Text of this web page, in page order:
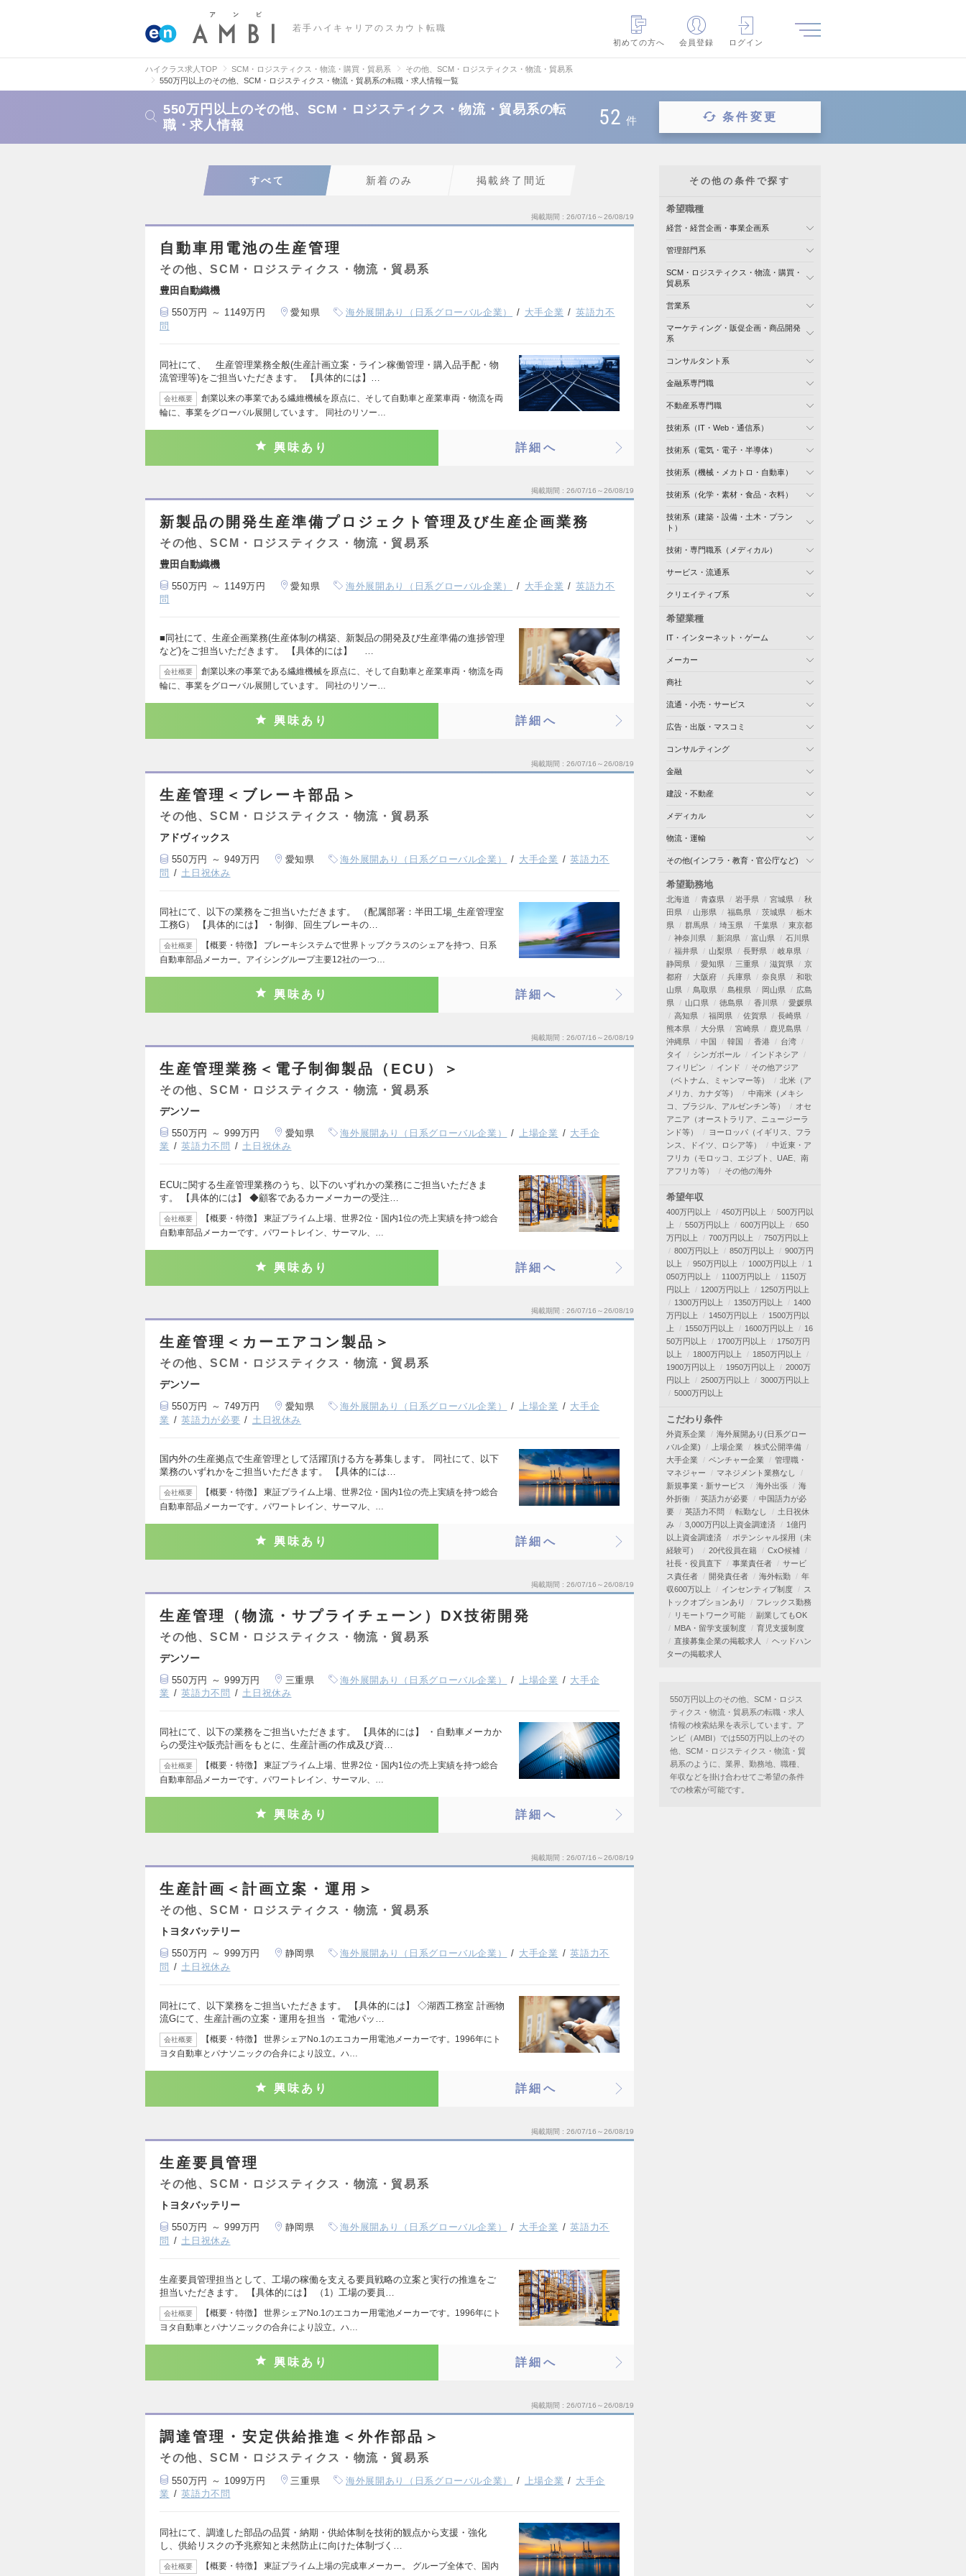
若手ハイキャリアのスカウト転職
初めての方へ
会員登録 ログイン
ハイクラス求人TOP SCM・ロジスティクス・物流・購買・貿易系
その他、SCM・ロジスティクス・物流・貿易系
550万円以上のその他、SCM・ロジスティクス・物流・貿易系の転職・求人情報一覧
550万円以上のその他、SCM・ロジスティクス・物流・貿易系の転
職・求人情報
52 件 条件変更
すべて 新着のみ 掲載終了間近
掲載期間 26/07/16～26/08/19
自動車用電池の生産管理
その他、SCM・ロジスティクス・物流・貿易系
豊田自動織機
550万円 ～ 1149万円 愛知県 海外展開あり（日系グローバル企業） 大手企業
英語力不
問
同社にて、 生産管理業務全般(生産計画立案・ライン稼働管理・購入品手配・物
流管理等)をご担当いただきます。 【具体的には】…
会社概要
創業以来の事業である繊維機械を原点に、そして自動車と産業車両・物流を両
輪に、事業をグローバル展開しています。 同社のリソー…
興味あり 詳細へ
掲載期間 26/07/16～26/08/19
新製品の開発生産準備プロジェクト管理及び生産企画業務
その他、SCM・ロジスティクス・物流・貿易系
豊田自動織機
550万円 ～ 1149万円 愛知県 海外展開あり（日系グローバル企業） 大手企業
英語力不
問
■同社にて、生産企画業務(生産体制の構築、新製品の開発及び生産準備の進捗管理
など)をご担当いただきます。 【具体的には】 …
会社概要
創業以来の事業である繊維機械を原点に、そして自動車と産業車両・物流を両
輪に、事業をグローバル展開しています。 同社のリソー…
興味あり 詳細へ
掲載期間 26/07/16～26/08/19
生産管理＜ブレーキ部品＞
その他、SCM・ロジスティクス・物流・貿易系
アドヴィックス
550万円 ～ 949万円 愛知県 海外展開あり（日系グローバル企業） 大手企業
英語力不
問
土日祝休み
同社にて、以下の業務をご担当いただきます。 （配属部署：半田工場_生産管理室
工務G） 【具体的には】 ・制御、回生ブレーキの…
会社概要
【概要・特徴】 ブレーキシステムで世界トップクラスのシェアを持つ、日系
自動車部品メーカー。アイシングループ主要12社の一つ…
興味あり 詳細へ
掲載期間 26/07/16～26/08/19
生産管理業務＜電子制御製品（ECU）＞
その他、SCM・ロジスティクス・物流・貿易系
デンソー
550万円 ～ 999万円 愛知県 海外展開あり（日系グローバル企業） 上場企業
大手企
業
英語力不問 土日祝休み
ECUに関する生産管理業務のうち、以下のいずれかの業務にご担当いただきま
す。 【具体的には】 ◆顧客であるカーメーカーの受注…
会社概要
【概要・特徴】 東証プライム上場、世界2位・国内1位の売上実績を持つ総合
自動車部品メーカーです。パワートレイン、サーマル、…
興味あり 詳細へ
掲載期間 26/07/16～26/08/19
生産管理＜カーエアコン製品＞
その他、SCM・ロジスティクス・物流・貿易系
デンソー
550万円 ～ 749万円 愛知県 海外展開あり（日系グローバル企業） 上場企業
大手企
業
英語力が必要 土日祝休み
国内外の生産拠点で生産管理として活躍頂ける方を募集します。 同社にて、以下
業務のいずれかをご担当いただきます。 【具体的には…
会社概要
【概要・特徴】 東証プライム上場、世界2位・国内1位の売上実績を持つ総合
自動車部品メーカーです。パワートレイン、サーマル、…
興味あり 詳細へ
掲載期間 26/07/16～26/08/19
生産管理（物流・サプライチェーン）DX技術開発
その他、SCM・ロジスティクス・物流・貿易系
デンソー
550万円 ～ 999万円 三重県 海外展開あり（日系グローバル企業） 上場企業
大手企
業
英語力不問 土日祝休み
同社にて、以下の業務をご担当いただきます。 【具体的には】 ・自動車メーカか
らの受注や販売計画をもとに、生産計画の作成及び資…
会社概要
【概要・特徴】 東証プライム上場、世界2位・国内1位の売上実績を持つ総合
自動車部品メーカーです。パワートレイン、サーマル、…
興味あり 詳細へ
掲載期間 26/07/16～26/08/19
生産計画＜計画立案・運用＞
その他、SCM・ロジスティクス・物流・貿易系
トヨタバッテリー
550万円 ～ 999万円 静岡県 海外展開あり（日系グローバル企業） 大手企業
英語力不
問
土日祝休み
同社にて、以下業務をご担当いただきます。 【具体的には】 ◇湖西工務室 計画物
流Gにて、生産計画の立案・運用を担当 ・電池パッ…
会社概要
【概要・特徴】 世界シェアNo.1のエコカー用電池メーカーです。1996年にト
ヨタ自動車とパナソニックの合弁により設立。ハ…
興味あり 詳細へ
掲載期間 26/07/16～26/08/19
生産要員管理
その他、SCM・ロジスティクス・物流・貿易系
トヨタバッテリー
550万円 ～ 999万円 静岡県 海外展開あり（日系グローバル企業） 大手企業
英語力不
問
土日祝休み
生産要員管理担当として、工場の稼働を支える要員戦略の立案と実行の推進をご
担当いただきます。 【具体的には】 （1）工場の要員…
会社概要
【概要・特徴】 世界シェアNo.1のエコカー用電池メーカーです。1996年にト
ヨタ自動車とパナソニックの合弁により設立。ハ…
興味あり 詳細へ
掲載期間 26/07/16～26/08/19
調達管理・安定供給推進＜外作部品＞
その他、SCM・ロジスティクス・物流・貿易系
550万円 ～ 1099万円 三重県 海外展開あり（日系グローバル企業） 上場企業
大手企
業
英語力不問
同社にて、調達した部品の品質・納期・供給体制を技術的観点から支援・強化
し、供給リスクの予兆察知と未然防止に向けた体制づく…
会社概要
【概要・特徴】 東証プライム上場の完成車メーカー。 グループ全体で、国内
その他の条件で探す
希望職種
経営・経営企画・事業企画系
管理部門系
SCM・ロジスティクス・物流・購買・
貿易系
営業系
マーケティング・販促企画・商品開発
系
コンサルタント系
金融系専門職
不動産系専門職
技術系（IT・Web・通信系）
技術系（電気・電子・半導体）
技術系（機械・メカトロ・自動車）
技術系（化学・素材・食品・衣料）
技術系（建築・設備・土木・プラン
ト）
技術・専門職系（メディカル）
サービス・流通系
クリエイティブ系
希望業種
IT・インターネット・ゲーム
メーカー
商社
流通・小売・サービス
広告・出版・マスコミ
コンサルティング
金融
建設・不動産
メディカル
物流・運輸
その他(インフラ・教育・官公庁など)
希望勤務地
北海道 青森県 岩手県 宮城県
秋
田県
山形県 福島県 茨城県
栃木
県
群馬県 埼玉県 千葉県
東京都
神奈川県
新潟県 富山県
石川県
福井県
山梨県 長野県
岐阜県
静岡県
愛知県 三重県 滋賀県
京
都府
大阪府 兵庫県 奈良県
和歌
山県
鳥取県 島根県 岡山県
広島
県
山口県 徳島県 香川県
愛媛県
高知県
福岡県 佐賀県
長崎県
熊本県
大分県 宮崎県
鹿児島県
沖縄県
中国 韓国 香港
台湾
タイ
シンガポール
インドネシア
フィリピン
インド
その他アジア
（ベトナム、ミャンマー等）
北米（ア
メリカ、カナダ等）
中南米（メキシ
コ、ブラジル、アルゼンチン等）
オセ
アニア（オーストラリア、ニュージーラ
ンド等）
ヨーロッパ（イギリス、フラ
ンス、ドイツ、ロシア等）
中近東・ア
フリカ（モロッコ、エジプト、UAE、南
アフリカ等）
その他の海外
希望年収
400万円以上 450万円以上
500万円以
上
550万円以上 600万円以上
650
万円以上
700万円以上
750万円以上
800万円以上
850万円以上
900万円
以上
950万円以上 1000万円以上
1
050万円以上
1100万円以上
1150万
円以上
1200万円以上
1250万円以上
1300万円以上
1350万円以上
1400
万円以上
1450万円以上
1500万円以
上
1550万円以上 1600万円以上
16
50万円以上
1700万円以上
1750万円
以上
1800万円以上
1850万円以上
1900万円以上
1950万円以上
2000万
円以上
2500万円以上
3000万円以上
5000万円以上
こだわり条件
外資系企業
海外展開あり(日系グロー
バル企業)
上場企業
株式公開準備
大手企業
ベンチャー企業
管理職・
マネジャー
マネジメント業務なし
新規事業・新サービス
海外出張
海
外折衝
英語力が必要
中国語力が必
要
英語力不問 転勤なし
土日祝休
み
3,000万円以上資金調達済
1億円
以上資金調達済
ポテンシャル採用（未
経験可）
20代役員在籍
CxO候補
社長・役員直下
事業責任者
サービ
ス責任者
開発責任者 海外転勤
年
収600万以上
インセンティブ制度
ス
トックオプションあり
フレックス勤務
リモートワーク可能
副業してもOK
MBA・留学支援制度
育児支援制度
直接募集企業の掲載求人
ヘッドハン
ターの掲載求人
550万円以上のその他、SCM・ロジス
ティクス・物流・貿易系の転職・求人
情報の検索結果を表示しています。ア
ンビ（AMBI）では550万円以上のその
他、SCM・ロジスティクス・物流・貿
易系のように、業界、勤務地、職種、
年収などを掛け合わせてご希望の条件
での検索が可能です。